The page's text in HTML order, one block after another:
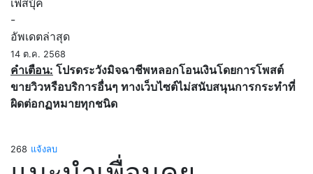
เฟสบุ๊ค
-
อัพเดตล่าสุด
14 ต.ค. 2568
คำเตือน: โปรดระวังมิจฉาชีพหลอกโอนเงินโดยการโพสต์
ขายวิวหรือบริการอื่นๆ ทางเว็บไซต์ไม่สนับสนุนการกระทำที่
ผิดต่อกฏหมายทุกชนิด
268 แจ้งลบ